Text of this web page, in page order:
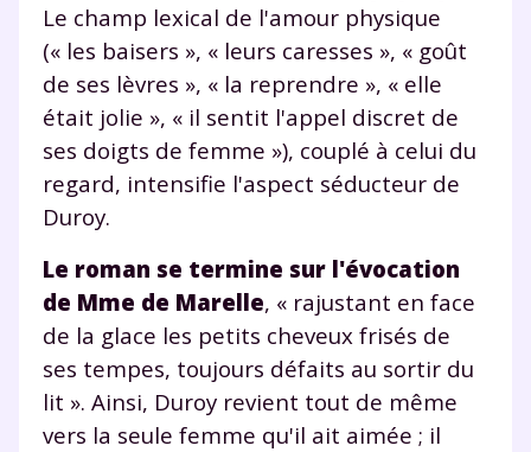
Le champ lexical de l'amour physique
(« les baisers », « leurs caresses », « goût
de ses lèvres », « la reprendre », « elle
était jolie », « il sentit l'appel discret de
ses doigts de femme »), couplé à celui du
regard, intensifie l'aspect séducteur de
Duroy.
Le roman se termine sur l'évocation
de Mme de Marelle, « rajustant en face
de la glace les petits cheveux frisés de
ses tempes, toujours défaits au sortir du
lit ». Ainsi, Duroy revient tout de même
vers la seule femme qu'il ait aimée ; il
* Votre code d'accès sera envoyé à cette adresse e-mail. En
renseignant votre e-mail, vous consentez à ce que vos
données à caractère personnel soient traitées par SEJER, sous
la marque myMaxicours, afin que SEJER puisse vous donner
accès au service de soutien scolaire pendant 24h. Pour en
savoir plus sur la gestion de vos données personnelles et
pour exercer vos droits, vous pouvez consulter notre
charte
J’accepte de recevoir les actualités et des
myMaxicours.
Votre adresse e-mail sera exclusivement utilisée pour
vous envoyer notre newsletter. Vous pourrez vous
désinscrire à tout moment, à travers le lien de
désinscription présent dans chaque newsletter. Pour
en savoir plus sur la gestion de vos données